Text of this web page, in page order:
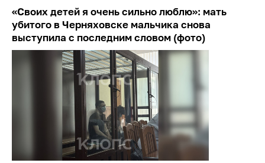
«Своих детей я очень сильно люблю»: мать
убитого в Черняховске мальчика снова
выступила с последним словом (фото)